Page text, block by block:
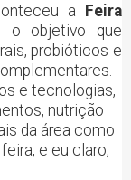
a Feira
o objetivo que
probióticos e
e tecnologias,
nutrição
da área como
e eu claro,